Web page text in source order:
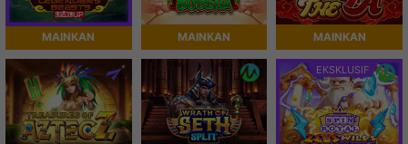
MAINKAN MAINKAN MAINKAN
EKSKLUSIF